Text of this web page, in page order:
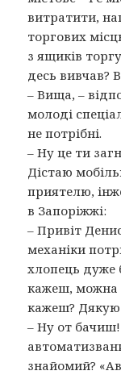
витратити,
торгових
з ящиків
десь вивчав?
– Вища, –
молоді
не потрібні.
– Ну це ти
Дістаю
приятелю,
в Запоріжжі:
– Привіт
механіки
хлопець
кажеш, можна
кажеш?
– Ну от бачиш!
знайомий?